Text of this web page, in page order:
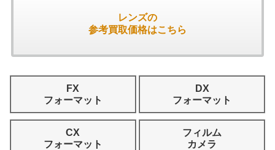
レンズの
参考買取価格はこちら
FX
フォーマット
DX
フォーマット
CX
フォーマット
フィルム
カメラ